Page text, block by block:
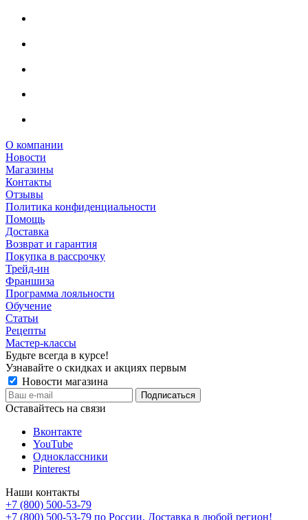
О компании
Новости
Магазины
Контакты
Отзывы
Политика конфиденциальности
Помощь
Доставка
Возврат и гарантия
Покупка в рассрочку
Трейд-ин
Франшиза
Программа лояльности
Обучение
Статьи
Рецепты
Мастер-классы
Будьте всегда в курсе!
Узнавайте о скидках и акциях первым
Новости магазина
Оставайтесь на связи
Вконтакте
YouTube
Одноклассники
Pinterest
Наши контакты
+7 (800) 500-53-79
+7 (800) 500-53-79 по России. Доставка в любой регион!